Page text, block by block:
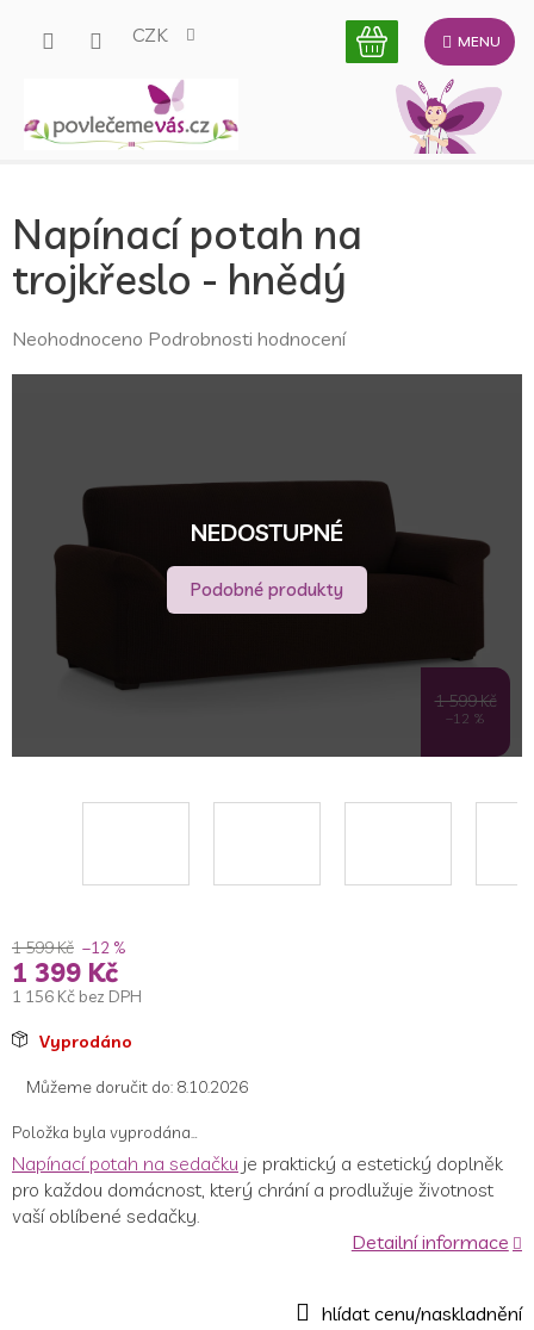
CZK
Napínací potah na
trojkřeslo - hnědý
Průměrné
hvězdiček.
Neohodnoceno Podrobnosti hodnocení
1 599 Kč
–12 %
NEDOSTUPNÉ
Podobné produkty
1 599 Kč –12 %
1 399 Kč
1 156 Kč bez DPH
Měrná
cena:
Vyprodáno
Můžeme doručit do: 8.10.2026
Položka byla vyprodána…
Napínací potah na sedačku je praktický a estetický doplněk
pro každou domácnost, který chrání a prodlužuje životnost
vaší oblíbené sedačky.
Detailní informace